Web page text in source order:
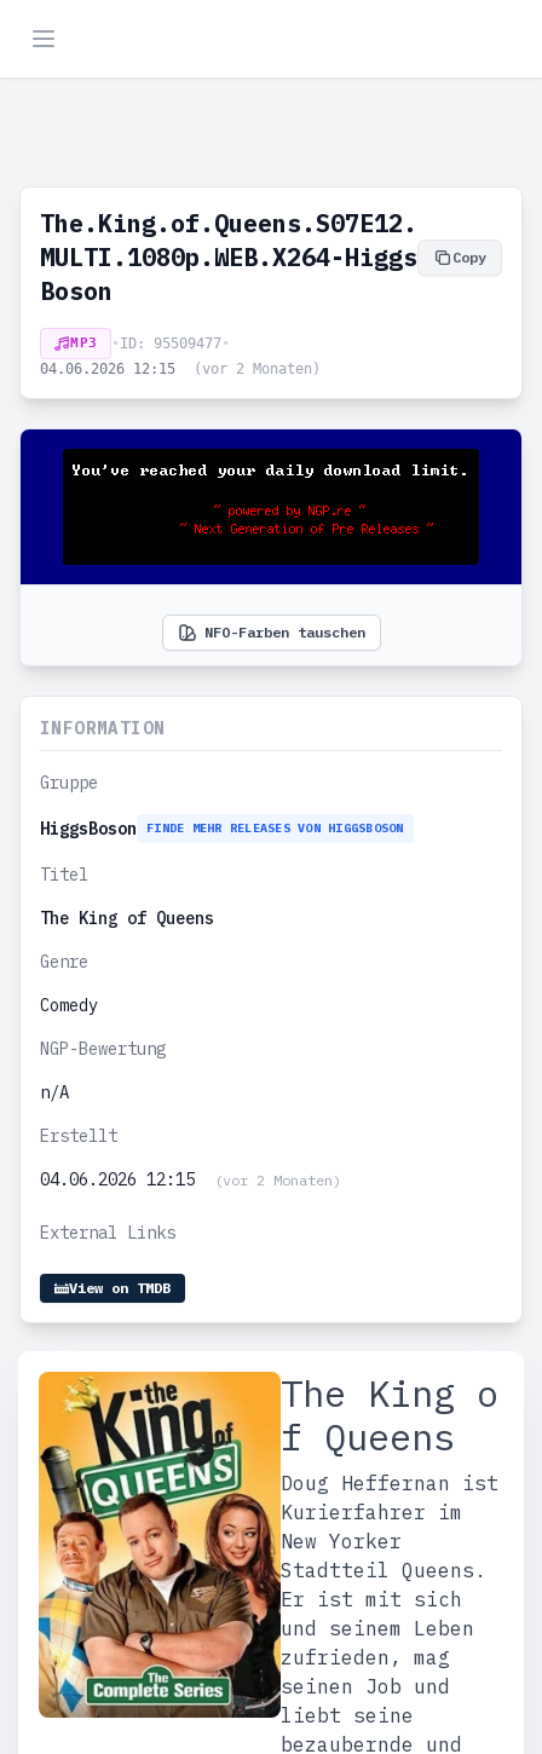
The.King.of.Queens.S07E12.
MULTI.1080p.WEB.X264-Higgs
Boson
Copy
MP3 • ID: 95509477•
04.06.2026 12:15
(vor 2 Monaten)
NFO-Farben tauschen
INFORMATION
Gruppe
HiggsBoson FINDE MEHR RELEASES VON HIGGSBOSON
Titel
The King of Queens
Genre
Comedy
NGP-Bewertung
n/A
Erstellt
04.06.2026 12:15
(vor 2 Monaten)
External Links
View on TMDB
The King o
f Queens
Doug Heffernan ist
Kurierfahrer im
New Yorker
Stadtteil Queens.
Er ist mit sich
und seinem Leben
zufrieden, mag
seinen Job und
liebt seine
bezaubernde und